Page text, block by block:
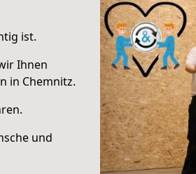
ist.
Ihnen
in Chemnitz.
und